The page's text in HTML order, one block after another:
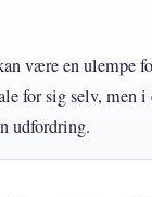
være en ulempe
for sig selv, men i
udfordring.